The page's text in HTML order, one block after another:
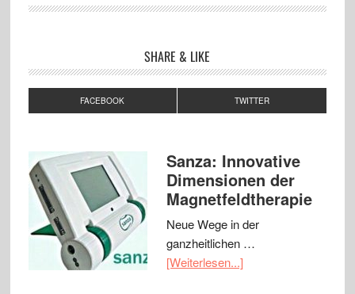
SHARE & LIKE
FACEBOOK TWITTER
Sanza: Innovative
Dimensionen der
Magnetfeldtherapie
Neue Wege in der
ganzheitlichen …
[Weiterlesen...]